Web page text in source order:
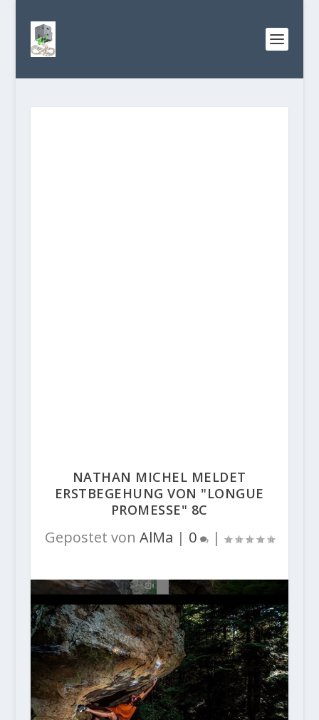
NATHAN MICHEL MELDET
ERSTBEGEHUNG VON "LONGUE
PROMESSE" 8C
Gepostet von AlMa | 0 |